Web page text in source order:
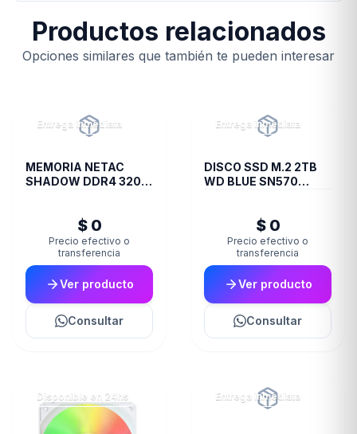
Productos relacionados
Opciones similares que también te pueden interesar
Entrega inmediata
MEMORIA NETAC
SHADOW DDR4 3200
$ 0
Precio efectivo o
transferencia
Ver producto
Consultar
Entrega inmediata
DISCO SSD M.2 2TB
WD BLUE SN570
$ 0
Precio efectivo o
transferencia
Ver producto
Consultar
Disponible en 24hs Entrega inmediata